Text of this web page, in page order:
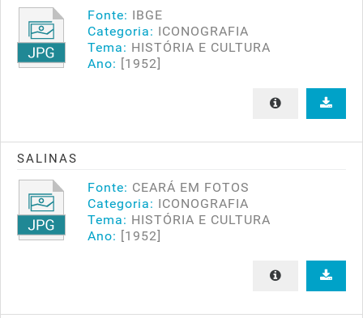
Fonte: IBGE
Categoria: ICONOGRAFIA
Tema: HISTÓRIA E CULTURA
Ano: [1952]
SALINAS
Fonte: CEARÁ EM FOTOS
Categoria: ICONOGRAFIA
Tema: HISTÓRIA E CULTURA
Ano: [1952]